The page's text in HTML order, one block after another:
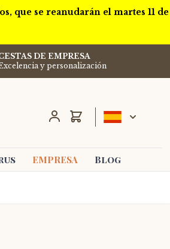
que se reanudarán el martes 11 de
DE EMPRESA
y personalización
Carro
EMPRESA Blog